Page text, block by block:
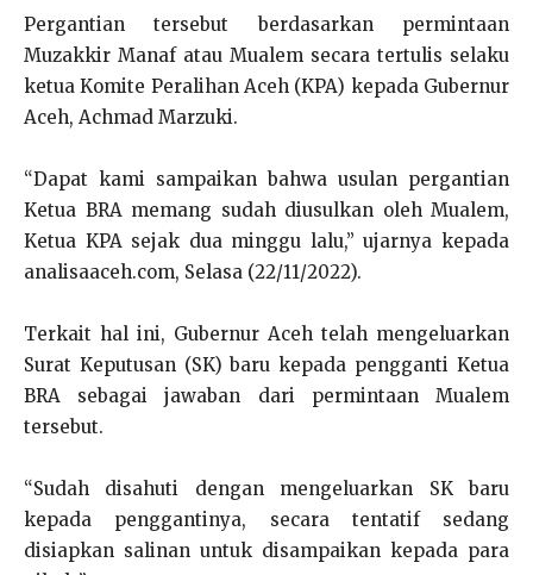
Pergantian tersebut berdasarkan permintaan
Muzakkir Manaf atau Mualem secara tertulis selaku
ketua Komite Peralihan Aceh (KPA) kepada Gubernur
Aceh, Achmad Marzuki.
“Dapat kami sampaikan bahwa usulan pergantian
Ketua BRA memang sudah diusulkan oleh Mualem,
Ketua KPA sejak dua minggu lalu,” ujarnya kepada
analisaaceh.com, Selasa (22/11/2022).
Terkait hal ini, Gubernur Aceh telah mengeluarkan
Surat Keputusan (SK) baru kepada pengganti Ketua
BRA sebagai jawaban dari permintaan Mualem
tersebut.
“Sudah disahuti dengan mengeluarkan SK baru
kepada penggantinya, secara tentatif sedang
disiapkan salinan untuk disampaikan kepada para